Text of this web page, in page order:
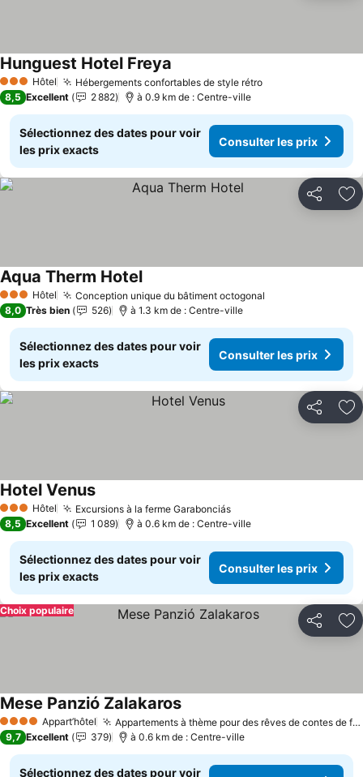
3 ÉtoilesHôtel Hébergements confortables de style rétroConsulter les
Hunguest Hotel Freya
8,5 Excellent 2 882 à 0.9 km de : Centre-ville
Sélectionnez des dates pour voir
les prix exacts
Consulter les prix
Partager
3 ÉtoilesHôtel Conception unique du bâtiment octogonal
Aqua Therm HotelConsulter les prix
8,0 Très bien 526 à 1.3 km de : Centre-ville
Sélectionnez des dates pour voir
les prix exacts
Consulter les prix
Partager
3 ÉtoilesHôtel Excursions à la ferme GarabonciásConsulter les prix
Hotel VenusConsulter les prix
8,5 Excellent 1 089 à 0.6 km de : Centre-ville
Sélectionnez des dates pour voir
les prix exacts
Consulter les prix
Partager
Choix populaire
4 Étoiles Appart’hôtel Appartements à thème pour des rêves de contes de fées
Mese Panzió ZalakarosConsulter les prix
9,7 Excellent 379 à 0.6 km de : Centre-ville
Sélectionnez des dates pour voir